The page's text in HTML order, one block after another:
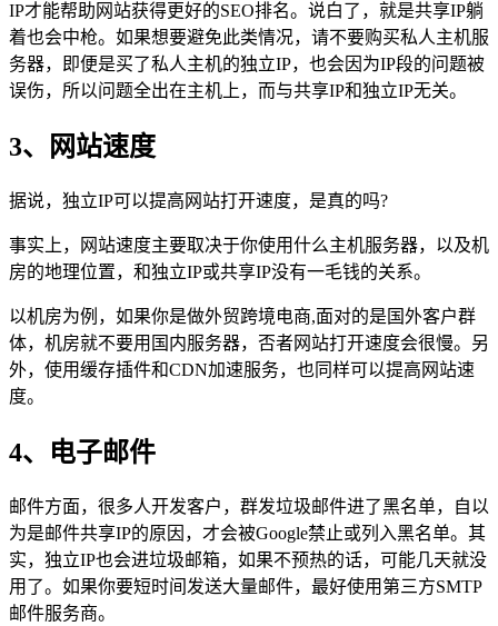
IP才能帮助网站获得更好的SEO排名。说白了，就是共享IP躺
着也会中枪。如果想要避免此类情况，请不要购买私人主机服
务器，即便是买了私人主机的独立IP，也会因为IP段的问题被
误伤，所以问题全出在主机上，而与共享IP和独立IP无关。
3、网站速度
据说，独立IP可以提高网站打开速度，是真的吗?
事实上，网站速度主要取决于你使用什么主机服务器，以及机
房的地理位置，和独立IP或共享IP没有一毛钱的关系。
以机房为例，如果你是做外贸跨境电商,面对的是国外客户群
体，机房就不要用国内服务器，否者网站打开速度会很慢。另
外，使用缓存插件和CDN加速服务，也同样可以提高网站速
度。
4、电子邮件
邮件方面，很多人开发客户，群发垃圾邮件进了黑名单，自以
为是邮件共享IP的原因，才会被Google禁止或列入黑名单。其
实，独立IP也会进垃圾邮箱，如果不预热的话，可能几天就没
用了。如果你要短时间发送大量邮件，最好使用第三方SMTP
邮件服务商。